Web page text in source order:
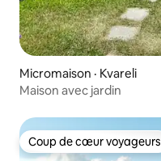
Micromaison · Kvareli
Maison avec jardin
Coup de cœur voyageurs
Coup de cœur voyageurs